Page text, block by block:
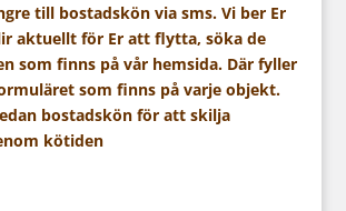
till bostadskön via sms. Vi ber Er
aktuellt för Er att flytta, söka de
som finns på vår hemsida. Där fyller
som finns på varje objekt.
bostadskön för att skilja
kötiden